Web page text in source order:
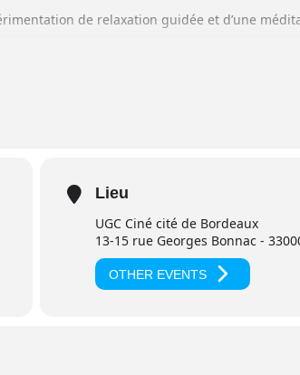
de relaxation guidée et d’une
Lieu
UGC Ciné cité de Bordeaux
13-15 rue Georges Bonnac -
OTHER EVENTS